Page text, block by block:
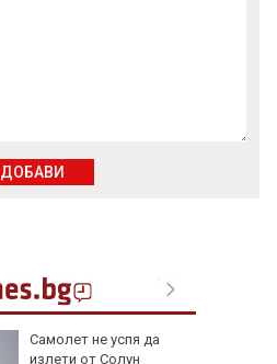
Самолет не успя да
излети от Солун
ДОБАВИ